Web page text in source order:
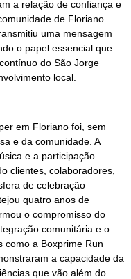
a relação de confiança e
de Floriano.
uma mensagem
o papel essencial que
do São Jorge
local.
em Floriano foi, sem
e da comunidade. A
e a participação
clientes, colaboradores,
de celebração
quatro anos de
o compromisso do
comunitária e o
como a Boxprime Run
a capacidade da
que vão além do